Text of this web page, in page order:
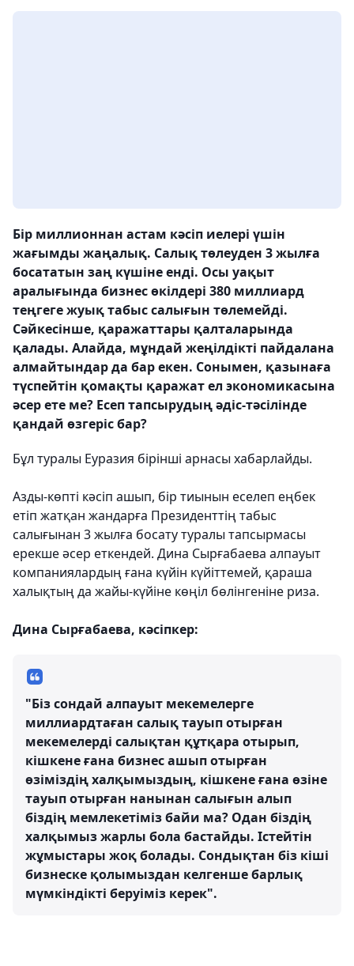
Бір миллионнан астам кәсіп иелері үшін
жағымды жаңалық. Салық төлеуден 3 жылға
босататын заң күшіне енді. Осы уақыт
аралығында бизнес өкілдері 380 миллиард
теңгеге жуық табыс салығын төлемейді.
Сәйкесінше, қаражаттары қалталарында
қалады. Алайда, мұндай жеңілдікті пайдалана
алмайтындар да бар екен. Сонымен, қазынаға
түспейтін қомақты қаражат ел экономикасына
әсер ете ме? Есеп тапсырудың әдіс-тәсілінде
қандай өзгеріс бар?
Бұл туралы Еуразия бірінші арнасы хабарлайды.
Азды-көпті кәсіп ашып, бір тиынын еселеп еңбек
етіп жатқан жандарға Президенттің табыс
салығынан 3 жылға босату туралы тапсырмасы
ерекше әсер еткендей. Дина Сырғабаева алпауыт
компаниялардың ғана күйін күйіттемей, қараша
халықтың да жайы-күйіне көңіл бөлінгеніне риза.
Дина Сырғабаева, кәсіпкер:
"Біз сондай алпауыт мекемелерге
миллиардтаған салық тауып отырған
мекемелерді салықтан құтқара отырып,
кішкене ғана бизнес ашып отырған
өзіміздің халқымыздың, кішкене ғана өзіне
тауып отырған нанынан салығын алып
біздің мемлекетіміз байи ма? Одан біздің
халқымыз жарлы бола бастайды. Істейтін
жұмыстары жоқ болады. Сондықтан біз кіші
бизнеске қолымыздан келгенше барлық
мүмкіндікті беруіміз керек".